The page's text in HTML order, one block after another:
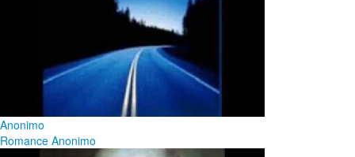
Anonimo
Romance Anonimo